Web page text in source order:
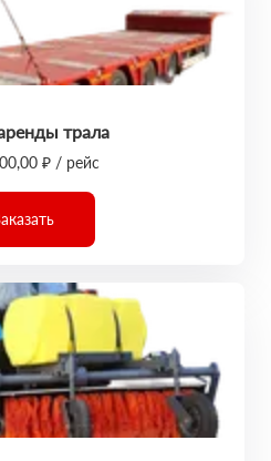
трала
₽ / рейс